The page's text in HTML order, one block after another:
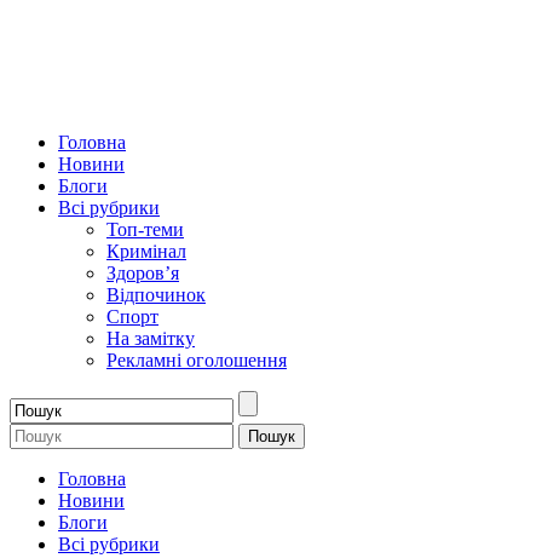
Головна
Новини
Блоги
Всі рубрики
Топ-теми
Кримінал
Здоров’я
Відпочинок
Спорт
На замітку
Рекламні оголошення
Головна
Новини
Блоги
Всі рубрики